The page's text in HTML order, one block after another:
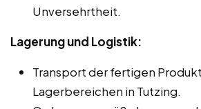
Unversehrtheit.
Lagerung und Logistik:
Transport der fertigen
Lagerbereichen in Tutzing.